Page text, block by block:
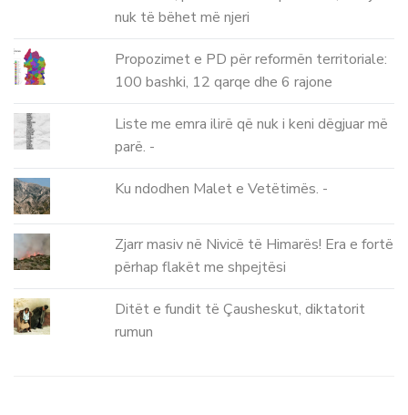
nuk të bëhet më njeri
Propozimet e PD për reformën territoriale:
100 bashki, 12 qarqe dhe 6 rajone
Liste me emra ilirë që nuk i keni dëgjuar më
parë. -
Ku ndodhen Malet e Vetëtimës. -
Zjarr masiv në Nivicë të Himarës! Era e fortë
përhap flakët me shpejtësi
Ditët e fundit të Çausheskut, diktatorit
rumun